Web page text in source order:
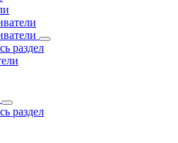
раздел
раздел